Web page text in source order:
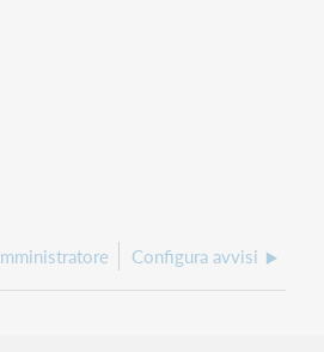
Configura avvisi